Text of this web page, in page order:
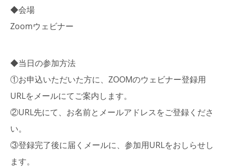
◆会場
Zoomウェビナー
◆当日の参加方法
①お申込いただいた方に、ZOOMのウェビナー登録用
URLをメールにてご案内します。
②URL先にて、お名前とメールアドレスをご登録くださ
い。
③登録完了後に届くメールに、参加用URLをおしらせし
ます。